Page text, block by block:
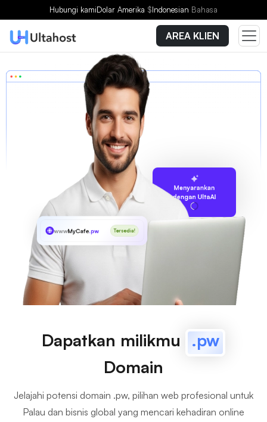
Hubungi kamiDolar Amerika $Indonesian Bahasa
AREA KLIEN
Menyarankan
dengan UltaAI
wwwMyCafe.pw Tersedia!
Dapatkan milikmu
.pw
Domain
Jelajahi potensi domain .pw, pilihan web profesional untuk
Palau dan bisnis global yang mencari kehadiran online